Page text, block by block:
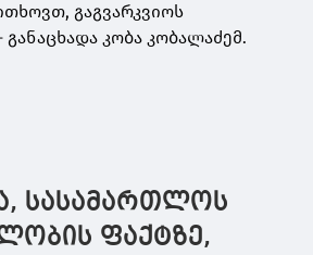
გაგვარკვიოს
განაცხადა კობა კობალაძემ.
სასამართლოს
ფაქტზე,